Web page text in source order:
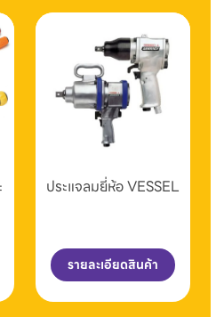
ประแจลมยี่ห้อ VESSEL
รายละเอียดสินค้า